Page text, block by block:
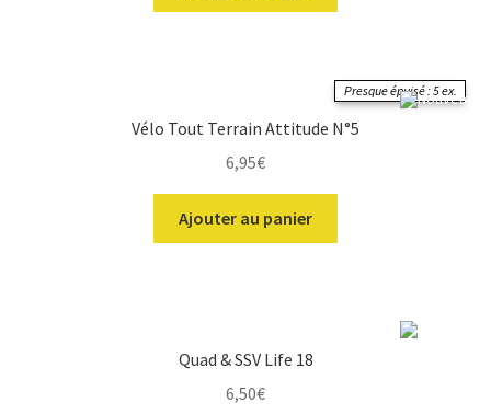
Presque épuisé : 5 ex.
Vélo Tout Terrain Attitude N°5
6,95€
Ajouter au panier
Quad & SSV Life 18
6,50€